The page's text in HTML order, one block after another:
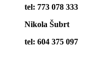
tel: 773 078 333
Nikola Šubrt
tel: 604 375 097